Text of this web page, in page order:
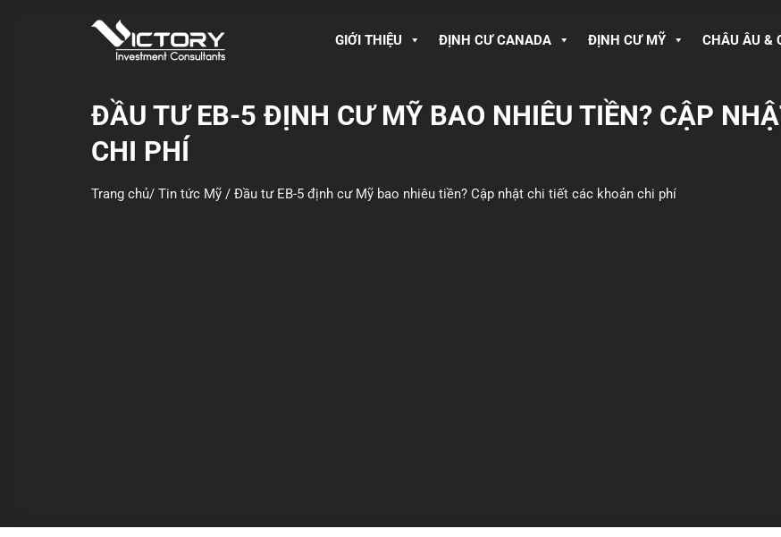
GIỚI THIỆU ĐỊNH CƯ CANADA ĐỊNH CƯ MỸ CHÂU ÂU &
ĐẦU TƯ EB-5 ĐỊNH CƯ MỸ BAO NHIÊU TIỀN? CẬP
CHI PHÍ
Trang chủ/ Tin tức Mỹ / Đầu tư EB-5 định cư Mỹ bao nhiêu tiền? Cập nhật chi tiết các khoản chi phí